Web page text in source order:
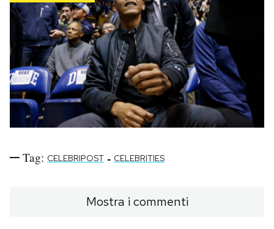
Tag: CELEBRIPOST - CELEBRITIES
Mostra i commenti